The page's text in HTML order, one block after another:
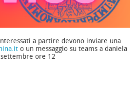
a partire devono inviare una
o un messaggio su teams a daniela
ore 12